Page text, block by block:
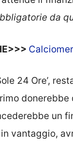
da
24 Ore’,
donerebbe
un
vantaggio,